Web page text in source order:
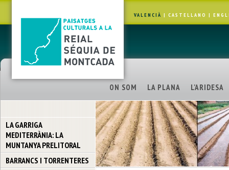
VALENCIÀ | CASTELLANO |
ON SOM LA PLANA L'ARIDESA
LA GARRIGA
MEDITERRÀNIA: LA
MUNTANYA PRELITORAL
BARRANCS I TORRENTERES